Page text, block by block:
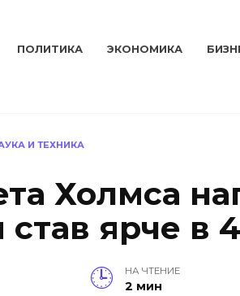
ПОЛИТИКА ЭКОНОМИКА
И ТЕХНИКА
Холмса
став ярче в
НА ЧТЕНИЕ
2 мин